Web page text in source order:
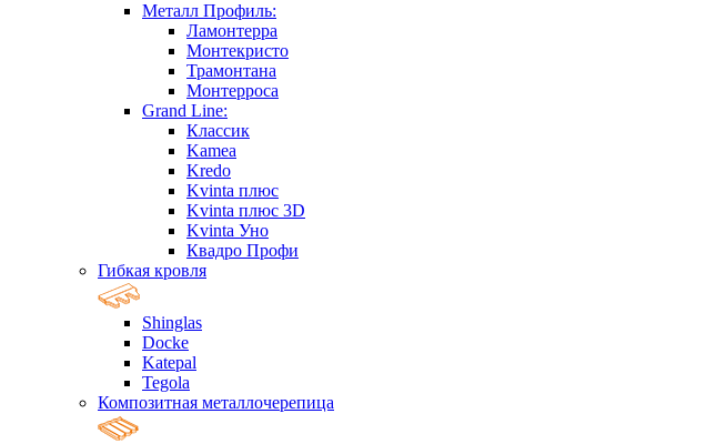
Металл Профиль:
Ламонтерра
Монтекристо
Трамонтана
Монтерроса
Grand Line:
Классик
Kamea
Kredo
Kvinta плюс
Kvinta плюс 3D
Kvinta Уно
Квадро Профи
Гибкая кровля
Shinglas
Docke
Katepal
Tegola
Композитная металлочерепица